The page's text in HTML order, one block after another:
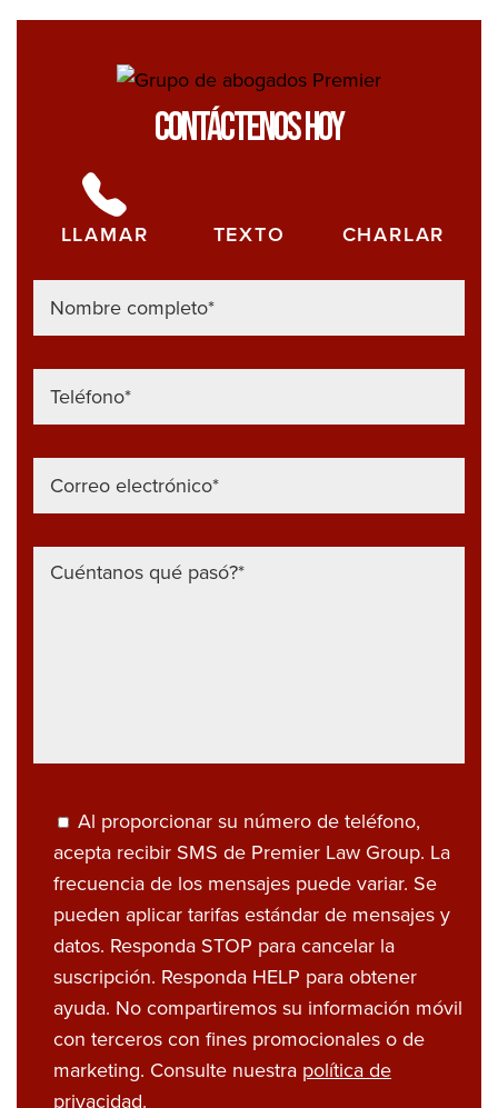
Contáctenos Hoy
LLAMAR TEXTO CHARLAR
Al proporcionar su número de teléfono,
acepta recibir SMS de Premier Law Group. La
frecuencia de los mensajes puede variar. Se
pueden aplicar tarifas estándar de mensajes y
datos. Responda STOP para cancelar la
suscripción. Responda HELP para obtener
ayuda. No compartiremos su información móvil
con terceros con fines promocionales o de
marketing. Consulte nuestra política de
privacidad.